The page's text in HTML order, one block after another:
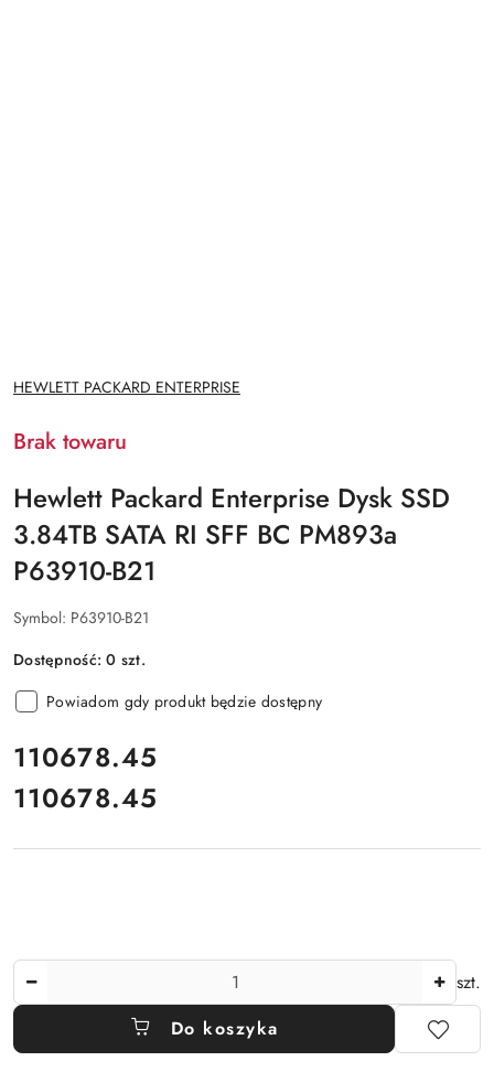
NAZWA
PRODUCENTA:
HEWLETT PACKARD ENTERPRISE
Brak towaru
Hewlett Packard Enterprise Dysk SSD
3.84TB SATA RI SFF BC PM893a
P63910-B21
Symbol: P63910-B21
Dostępność:0 szt.
Powiadom gdy produkt będzie dostępny
cena:
110678.45
Cena:
110678.45
szt.
Do koszyka